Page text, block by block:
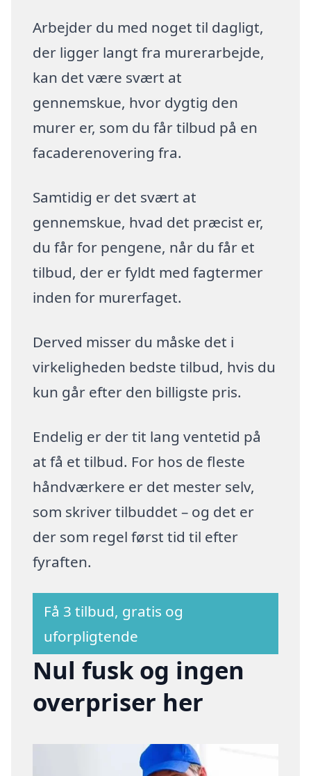
Arbejder du med noget til dagligt,
der ligger langt fra murerarbejde,
kan det være svært at
gennemskue, hvor dygtig den
murer er, som du får tilbud på en
facaderenovering fra.
Samtidig er det svært at
gennemskue, hvad det præcist er,
du får for pengene, når du får et
tilbud, der er fyldt med fagtermer
inden for murerfaget.
Derved misser du måske det i
virkeligheden bedste tilbud, hvis du
kun går efter den billigste pris.
Endelig er der tit lang ventetid på
at få et tilbud. For hos de fleste
håndværkere er det mester selv,
som skriver tilbuddet – og det er
der som regel først tid til efter
fyraften.
Få 3 tilbud, gratis og
uforpligtende
Nul fusk og ingen
overpriser her